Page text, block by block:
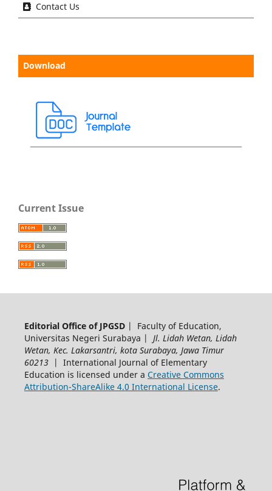
Contact Us
Download
Current Issue
Editorial Office of JPGSD| Faculty of Education,
Universitas Negeri Surabaya | Jl. Lidah Wetan, Lidah
Wetan, Kec. Lakarsantri, kota Surabaya, Jawa Timur
60213| International Journal of Elementary
Education is licensed under a Creative Commons
Attribution-ShareAlike 4.0 International License.